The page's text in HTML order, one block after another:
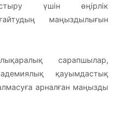
үшін өңірлік
маңыздылығын
сарапшылар,
қауымдастық
арналған маңызды